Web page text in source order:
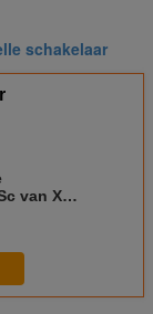
schakelaar
van X